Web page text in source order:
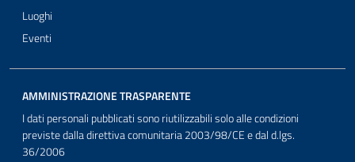
Luoghi
Eventi
AMMINISTRAZIONE TRASPARENTE
I dati personali pubblicati sono riutilizzabili solo alle condizioni
previste dalla direttiva comunitaria 2003/98/CE e dal d.lgs.
36/2006